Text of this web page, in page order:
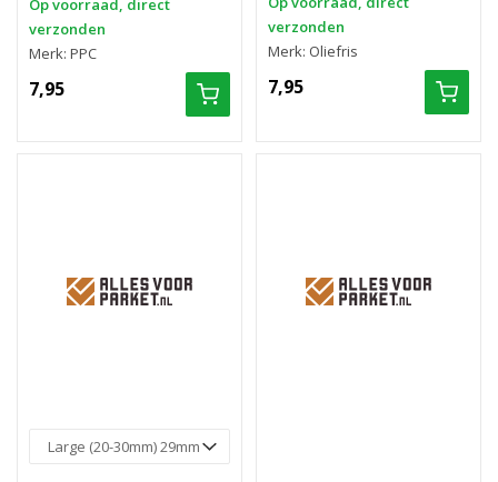
Op voorraad, direct
verzonden
Merk: PPC
7,95
verzonden
Merk: Oliefris
7,95